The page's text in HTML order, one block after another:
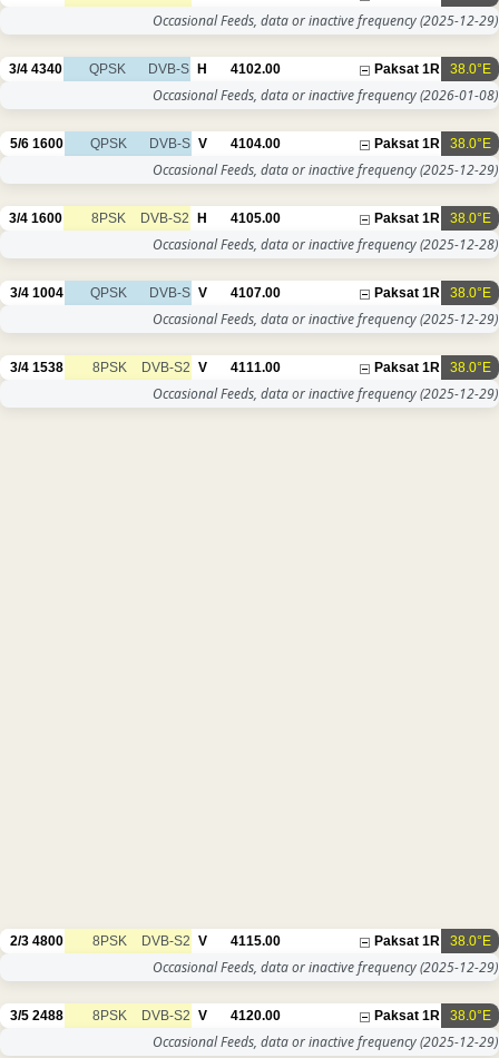
Occasional Feeds, data or inactive frequency(2025-12-29)
38.0°E
Paksat 1R
4102.00
H
DVB-S
QPSK
4340
3/4
Occasional Feeds, data or inactive frequency(2026-01-08)
38.0°E
Paksat 1R
4104.00
V
DVB-S
QPSK
1600
5/6
Occasional Feeds, data or inactive frequency(2025-12-29)
38.0°E
Paksat 1R
4105.00
H
DVB-S2
8PSK
1600
3/4
Occasional Feeds, data or inactive frequency(2025-12-28)
38.0°E
Paksat 1R
4107.00
V
DVB-S
QPSK
1004
3/4
Occasional Feeds, data or inactive frequency(2025-12-29)
38.0°E
Paksat 1R
4111.00
V
DVB-S2
8PSK
1538
3/4
Occasional Feeds, data or inactive frequency(2025-12-29)
38.0°E
Paksat 1R
4115.00
V
DVB-S2
8PSK
4800
2/3
Occasional Feeds, data or inactive frequency(2025-12-29)
38.0°E
Paksat 1R
4120.00
V
DVB-S2
8PSK
2488
3/5
Occasional Feeds, data or inactive frequency(2025-12-29)